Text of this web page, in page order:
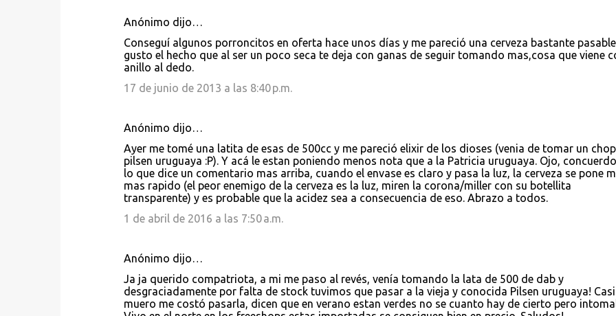
Anónimo dijo…
Conseguí algunos porroncitos en oferta hace unos días y me pareció una cerveza bastante
gusto el hecho que al ser un poco seca te deja con ganas de seguir tomando mas,cosa que viene
anillo al dedo.
17 de junio de 2013 a las 8:40 p.m.
Anónimo dijo…
Ayer me tomé una latita de esas de 500cc y me pareció elixir de los dioses (venia de tomar un
pilsen uruguaya :P). Y acá le estan poniendo menos nota que a la Patricia uruguaya. Ojo,
lo que dice un comentario mas arriba, cuando el envase es claro y pasa la luz, la cerveza se pone
mas rapido (el peor enemigo de la cerveza es la luz, miren la corona/miller con su botellita
transparente) y es probable que la acidez sea a consecuencia de eso. Abrazo a todos.
1 de abril de 2016 a las 7:50 a.m.
Anónimo dijo…
Ja ja querido compatriota, a mi me paso al revés, venía tomando la lata de 500 de dab y
desgraciadamente por falta de stock tuvimos que pasar a la vieja y conocida Pilsen uruguaya!
muero me costó pasarla, dicen que en verano estan verdes no se cuanto hay de cierto pero